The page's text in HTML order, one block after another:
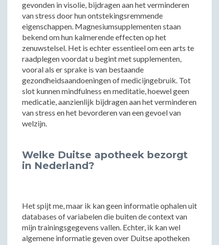
gevonden in visolie, bijdragen aan het verminderen
van stress door hun ontstekingsremmende
eigenschappen. Magnesiumsupplementen staan
bekend om hun kalmerende effecten op het
zenuwstelsel. Het is echter essentieel om een arts te
raadplegen voordat u begint met supplementen,
vooral als er sprake is van bestaande
gezondheidsaandoeningen of medicijngebruik. Tot
slot kunnen mindfulness en meditatie, hoewel geen
medicatie, aanzienlijk bijdragen aan het verminderen
van stress en het bevorderen van een gevoel van
welzijn.
Welke Duitse apotheek bezorgt
in Nederland?
Het spijt me, maar ik kan geen informatie ophalen uit
databases of variabelen die buiten de context van
mijn trainingsgegevens vallen. Echter, ik kan wel
algemene informatie geven over Duitse apotheken